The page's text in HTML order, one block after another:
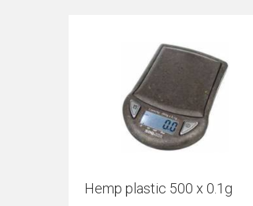
Hemp plastic 500 x 0.1g